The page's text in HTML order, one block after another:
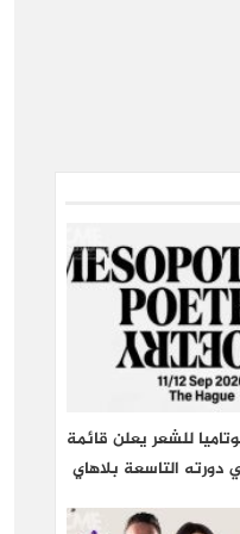
للشعر يعلن قائمة
دورته التاسعة بلاهاي